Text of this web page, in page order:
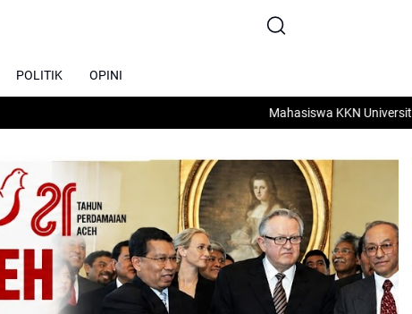
POLITIK OPINI
Mahasiswa KKN Universitas